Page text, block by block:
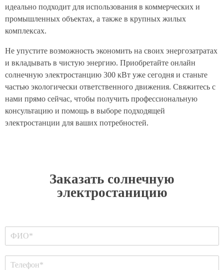
идеально подходит для использования в коммерческих и
промышленных объектах, а также в крупных жилых
комплексах.
Не упустите возможность экономить на своих энергозатратах
и вкладывать в чистую энергию. Приобретайте онлайн
солнечную электростанцию 300 кВт уже сегодня и станьте
частью экологически ответственного движения. Свяжитесь с
нами прямо сейчас, чтобы получить профессиональную
консультацию и помощь в выборе подходящей
электростанции для ваших потребностей.
Заказать солнечную
электростаницию